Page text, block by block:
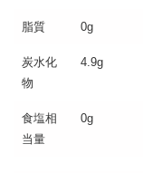
脂質 0g
炭水化
物
4.9g
食塩相
当量
0g